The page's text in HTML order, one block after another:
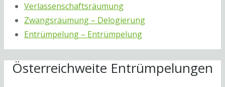
Verlassenschaftsräumung
Zwangsräumung – Delogierung
Entrümpelung – Entrümpelung
Österreichweite Entrümpelungen